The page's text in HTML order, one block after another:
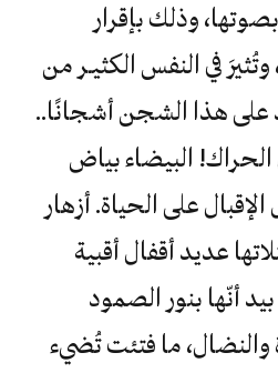
وذلك بإقرار
في النفس الكثيـر من
على هذا الشجن أشجانًا..
البيضاء بياض
على الحياة. أزهار
عديد أقفال أقبية
أنّها بنور الصمود
والنضال، ما فتئت تُضيء